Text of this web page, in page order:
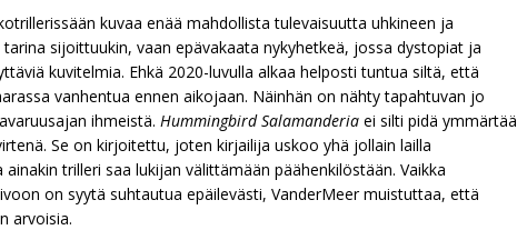
kuvaa enää mahdollista tulevaisuutta uhkineen ja
sijoittuukin, vaan epävakaata nykyhetkeä, jossa dystopiat ja
kuvitelmia. Ehkä 2020-luvulla alkaa helposti tuntua siltä, että
vanhentua ennen aikojaan. Näinhän on nähty tapahtuvan jo
ihmeistä. Hummingbird Salamanderia ei silti pidä ymmärtää
Se on kirjoitettu, joten kirjailija uskoo yhä jollain lailla
trilleri saa lukijan välittämään päähenkilöstään. Vaikka
on syytä suhtautua epäilevästi, VanderMeer muistuttaa, että
arvoisia.